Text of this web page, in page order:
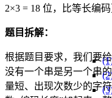
2×3 = 18 位，比等长编
题目拆解：
根据题目要求，我们要
没有一个串是另一个串
量短、出现次数少的字